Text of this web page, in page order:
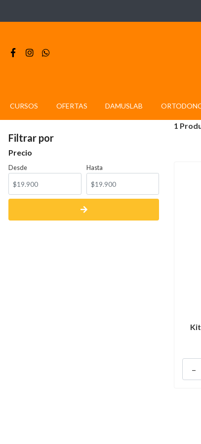
CURSOS OFERTAS DAMUSLAB
Filtrar por
Precio
Desde Hasta
1
-